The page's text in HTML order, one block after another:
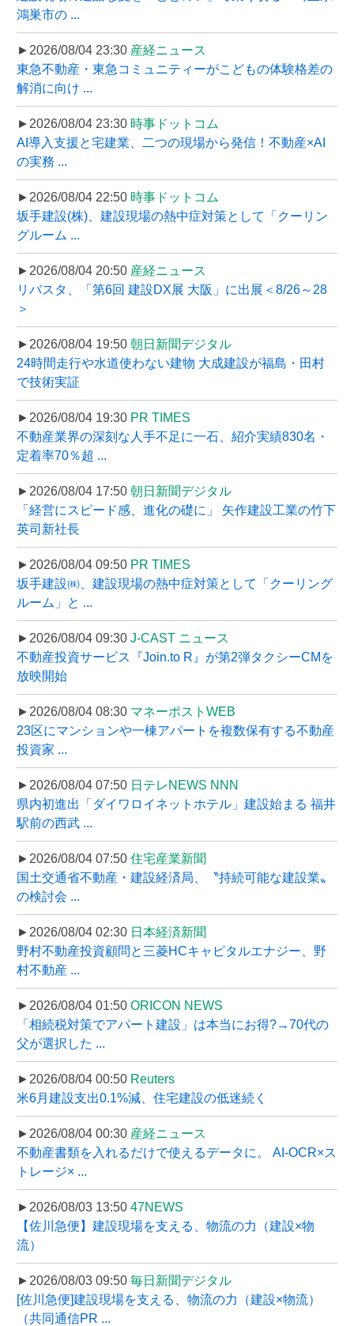
鴻巣市の ...
►2026/08/04 23:30 産経ニュース
東急不動産・東急コミュニティーがこどもの体験格差の
解消に向け ...
►2026/08/04 23:30 時事ドットコム
AI導入支援と宅建業、二つの現場から発信！不動産×AI
の実務 ...
►2026/08/04 22:50 時事ドットコム
坂手建設(株)、建設現場の熱中症対策として「クーリン
グルーム ...
►2026/08/04 20:50 産経ニュース
リバスタ、「第6回 建設DX展 大阪」に出展＜8/26～28
＞
►2026/08/04 19:50 朝日新聞デジタル
24時間走行や水道使わない建物 大成建設が福島・田村
で技術実証
►2026/08/04 19:30 PR TIMES
不動産業界の深刻な人手不足に一石、紹介実績830名・
定着率70％超 ...
►2026/08/04 17:50 朝日新聞デジタル
「経営にスピード感、進化の礎に」 矢作建設工業の竹下
英司新社長
►2026/08/04 09:50 PR TIMES
坂手建設㈱、建設現場の熱中症対策として「クーリング
ルーム」と ...
►2026/08/04 09:30 J-CAST ニュース
不動産投資サービス『Join.to R』が第2弾タクシーCMを
放映開始
►2026/08/04 08:30 マネーポストWEB
23区にマンションや一棟アパートを複数保有する不動産
投資家 ...
►2026/08/04 07:50 日テレNEWS NNN
県内初進出「ダイワロイネットホテル」建設始まる 福井
駅前の西武 ...
►2026/08/04 07:50 住宅産業新聞
国土交通省不動産・建設経済局、〝持続可能な建設業〟
の検討会 ...
►2026/08/04 02:30 日本経済新聞
野村不動産投資顧問と三菱HCキャピタルエナジー、野
村不動産 ...
►2026/08/04 01:50 ORICON NEWS
「相続税対策でアパート建設」は本当にお得?→70代の
父が選択した ...
►2026/08/04 00:50 Reuters
米6月建設支出0.1%減、住宅建設の低迷続く
►2026/08/04 00:30 産経ニュース
不動産書類を入れるだけで使えるデータに。 AI-OCR×ス
トレージ× ...
►2026/08/03 13:50 47NEWS
【佐川急便】建設現場を支える、物流の力（建設×物
流）
►2026/08/03 09:50 毎日新聞デジタル
[佐川急便]建設現場を支える、物流の力（建設×物流）
（共同通信PR ...